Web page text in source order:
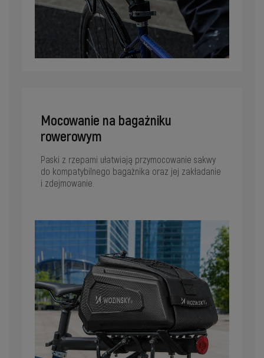
Mocowanie na bagażniku
rowerowym
Paski z rzepami ułatwiają przymocowanie sakwy
do kompatybilnego bagażnika oraz jej zakładanie
i zdejmowanie.